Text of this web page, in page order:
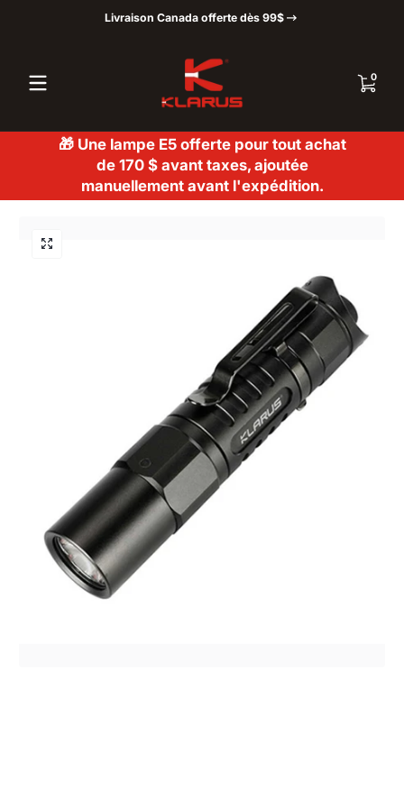
Passer au contenuLivraison Canada offerte dès 99$
00
🎁 Une lampe E5 offerte pour tout achat
de 170 $ avant taxes, ajoutée
manuellement avant l'expédition.